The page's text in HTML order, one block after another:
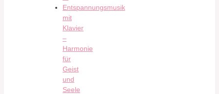
Entspannungsmusik
mit
Klavier
–
Harmonie
für
Geist
und
Seele